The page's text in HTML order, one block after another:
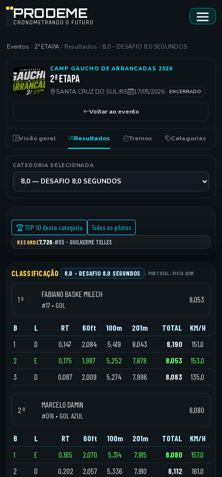
PRODEME
CRONOMETRANDO O FUTURO
Eventos 2ª ETAPA Resultados 8,0 – DESAFIO 8,0 SEGUNDOS
CAMP GAUCHO DE ARRANCADAS 2026
2ª ETAPA
SANTA CRUZ DO SUL/RS 17/05/2026 ENCERRADO
Voltar ao evento
Visão geral Resultados Treinos Categorias
CATEGORIA SELECIONADA
🏆 TOP 10 desta categoria Todos os pilotos
RECORDE7,726•#55 - GUILHERME TELLES
CLASSIFICAÇÃO 8,0 – DESAFIO 8,0 SEGUNDOS • POR TOTAL • PISTA 201M
1 º
FABIANO BASKE MILECH
#17 • GOL
8,053
B L RT 60ft 100m 201m TOTAL
KM/H
1
D 0,147 2,084 5,419 8,043 8,190
151,0
2
E 0,175 1,987 5,252 7,878 8,053
153,0
3
D 0,087 2,009 5,274 7,996 8,083 135,0
2 º
MARCELO DAMIN
#016 • GOL AZUL
8,080
B L RT 60ft 100m 201m TOTAL
KM/H
1
E 0,165 2,070 5,314 7,915 8,080
157,0
2
D 0,202 2,057 5,336 7,910 8,112
161,0